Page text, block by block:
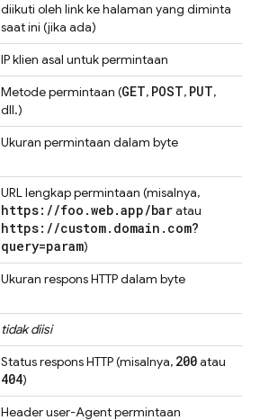
diikuti oleh link ke halaman yang diminta
saat ini (jika ada)
IP klien asal untuk permintaan
Metode permintaan (GET, POST, PUT,
dll.)
Ukuran permintaan dalam byte
URL lengkap permintaan (misalnya,
https: //foo .web.app/baratau
https: //custom. domain . com?
query=param)
Ukuran respons HTTP dalam byte
tidak diisi
Status respons HTTP (misalnya, 200atau
404)
Header user-Agent permintaan